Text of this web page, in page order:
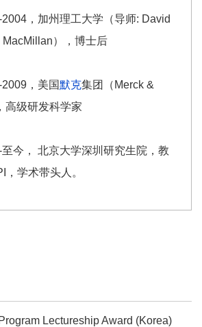
2004，加州理工大学（导师: David
MacMillan），博士后
，美国默克集团（Merck &
高级研发科学家
至今， 北京大学深圳研究生院，教
，学术带头人。
Lectureship Award (Korea)